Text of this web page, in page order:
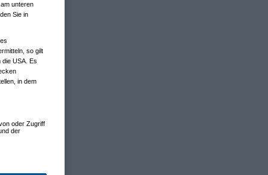
unteren
Sie in
so gilt
die USA. Es
in dem
oder Zugriff
der